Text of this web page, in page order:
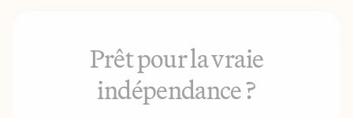
Prêt pour la vraie
indépendance ?